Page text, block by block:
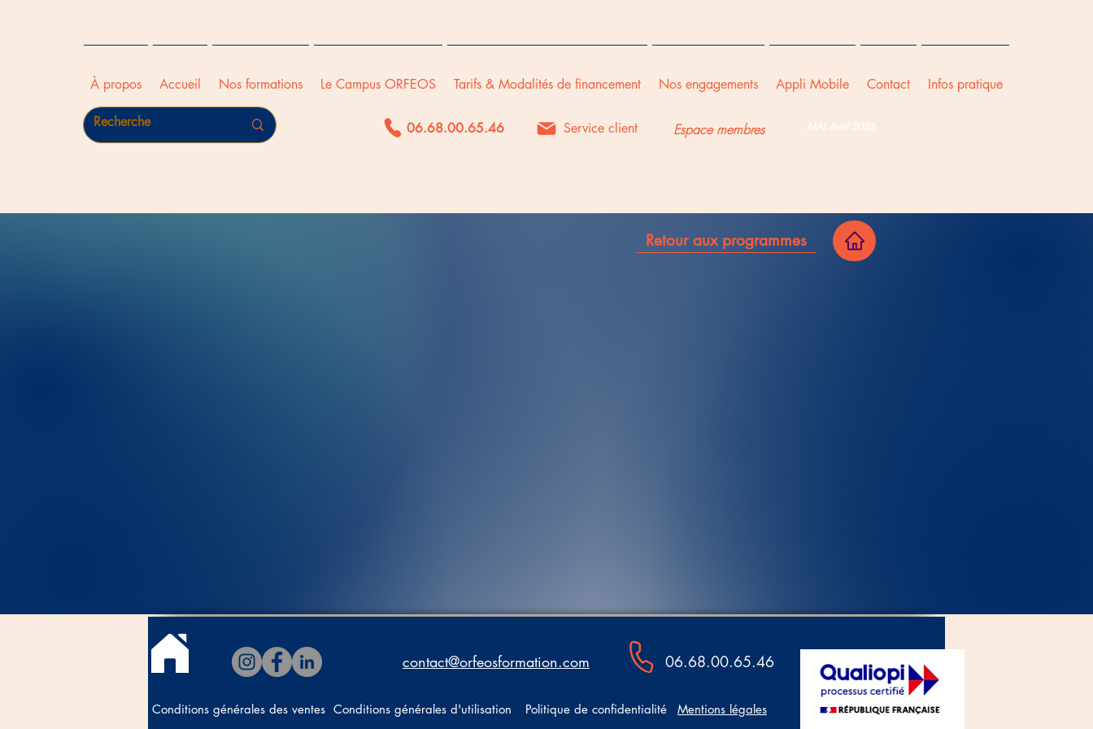
À propos Accueil Nos formations Le Campus ORFEOS Tarifs & Modalités de financement Nos engagements Appli Mobile Contact Infos pratique
06.68.00.65.46 Service client Espace membres MAJ Avril 2026
Retour aux programmes
contact@orfeosformation.com 06.68.00.65.46
Conditions générales des ventes Conditions générales d'utilisation Politique de confidentialité Mentions légales